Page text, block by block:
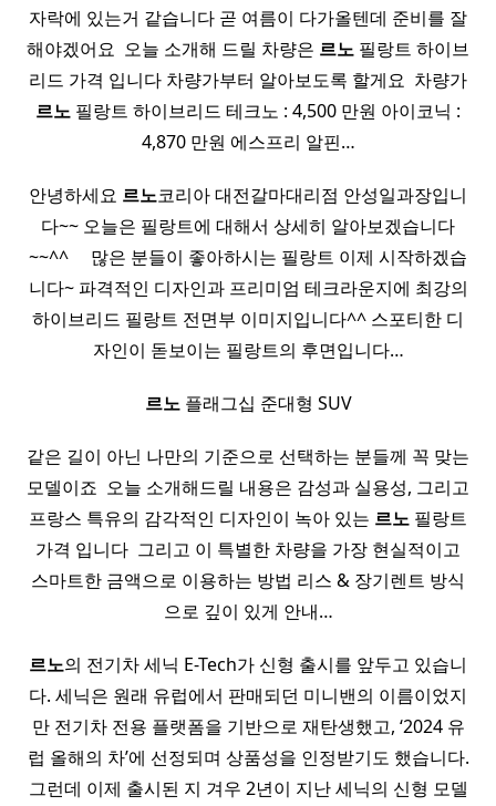
자락에 있는거 같습니다 곧 여름이 다가올텐데 준비를 잘
해야겠어요 ​ 오늘 소개해 드릴 차량은 르노 필랑트 하이브
리드 가격 입니다 차량가부터 알아보도록 할게요 ​ 차량가
르노 필랑트 하이브리드 테크노 : 4,500 만원 아이코닉 :
4,870 만원 에스프리 알핀…
안녕하세요 르노코리아 대전갈마대리점 안성일과장입니
다~~ 오늘은 필랑트에 대해서 상세히 알아보겠습니다
~~^^ ​ ​ ​ ​ 많은 분들이 좋아하시는 필랑트 이제 시작하겠습
니다~ 파격적인 디자인과 프리미엄 테크라운지에 최강의
하이브리드 필랑트 전면부 이미지입니다^^ 스포티한 디
자인이 돋보이는 필랑트의 후면입니다…
르노플래그십 준대형 SUV
같은 길이 아닌 나만의 기준으로 선택하는 분들께 꼭 맞는
모델이죠 ​ 오늘 소개해드릴 내용은 감성과 실용성, 그리고
프랑스 특유의 감각적인 디자인이 녹아 있는 르노 필랑트
가격 입니다 ​ 그리고 이 특별한 차량을 가장 현실적이고
스마트한 금액으로 이용하는 방법 리스 & 장기렌트 방식
으로 깊이 있게 안내…
르노의 전기차 세닉 E-Tech가 신형 출시를 앞두고 있습니
다. 세닉은 원래 유럽에서 판매되던 미니밴의 이름이었지
만 전기차 전용 플랫폼을 기반으로 재탄생했고, ‘2024 유
럽 올해의 차’에 선정되며 상품성을 인정받기도 했습니다.
그런데 이제 출시된 지 겨우 2년이 지난 세닉의 신형 모델